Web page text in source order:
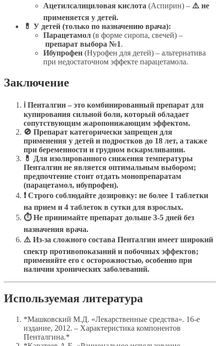
Ацетилсалициловая кислота (Аспирин) – ⚠️ не
применяется у детей.
💊 У детей (только по назначению врача):
Парацетамол (в форме сиропа, свечей) –
препарат выбора №1.
Ибупрофен (Нурофен для детей) – альтернатива
при недостаточном эффекте парацетамола.
Заключение
ℹ Пенталгин – это комбинированный препарат для
купирования сильной боли, который обладает
сопутствующим жаропонижающим эффектом.
🚫 Препарат категорически запрещен для
применения у детей и подростков до 18 лет, а также
при беременности и грудном вскармливании.
💊 Для изолированного снижения температуры
Пенталгин не является оптимальным выбором;
предпочтение стоит отдать монопрепаратам
(парацетамол, ибупрофен).
❗ Строго соблюдайте дозировку: не более 1 таблетки
на прием и 4 таблеток в сутки для взрослых.
⏱ Не принимайте препарат дольше 3-5 дней без
назначения врача.
⚠️ Из-за сложного состава Пенталгин имеет широкий
спектр противопоказаний и побочных эффектов;
применяйте его с осторожностью, особенно при
наличии хронических заболеваний.
Используемая литература
*Машковский М.Д. «Лекарственные средства». 16-е
издание, 2012. – Характеристика компонентов
Пенталгина.*